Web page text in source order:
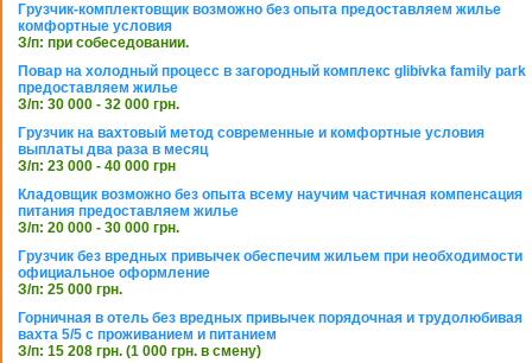
Грузчик-комплектовщик возможно без опыта предоставляем жилье
комфортные условия
З/п: при собеседовании.
Повар на холодный процесс в загородный комплекс glibivka family park
предоставляем жилье
З/п: 30 000 - 32 000 грн.
Грузчик на вахтовый метод современные и комфортные условия
выплаты два раза в месяц
З/п: 23 000 - 40 000 грн
Кладовщик возможно без опыта всему научим частичная компенсация
питания предоставляем жилье
З/п: 20 000 - 30 000 грн.
Грузчик без вредных привычек обеспечим жильем при необходимости
официальное оформление
З/п: 25 000 грн.
Горничная в отель без вредных привычек порядочная и трудолюбивая
вахта 5/5 с проживанием и питанием
З/п: 15 208 грн. (1 000 грн. в смену)